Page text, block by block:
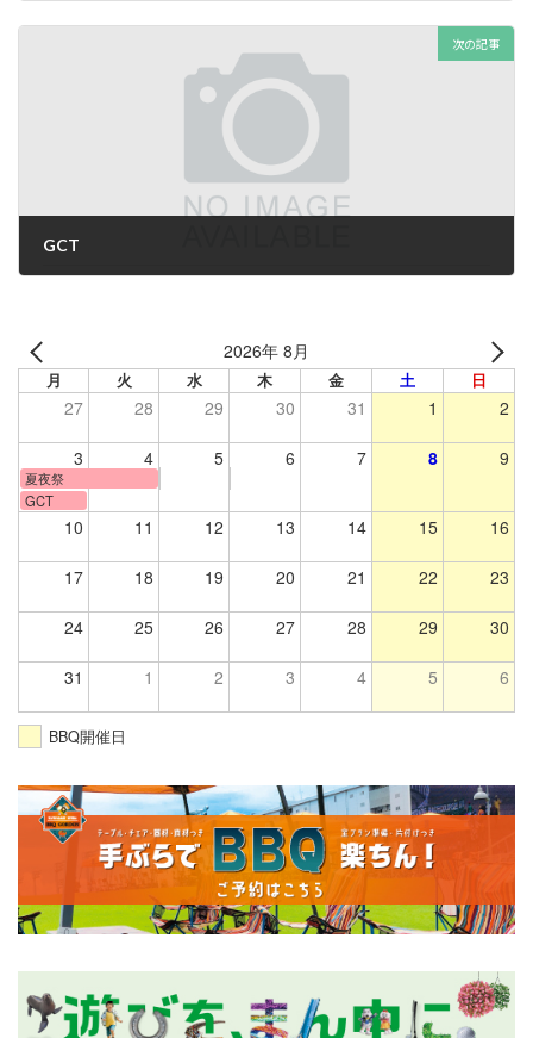
次の記事
GCT
2026年 8月
月 火 水 木 金 土 日
27 28 29 30 31 1 2
3 4 5 6 7 8 9
夏夜祭
GCT
10 11 12 13 14 15 16
17 18 19 20 21 22 23
24 25 26 27 28 29 30
31 1 2 3 4 5 6
BBQ開催日